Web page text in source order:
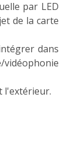
par LED
de la carte
dans
l'extérieur.